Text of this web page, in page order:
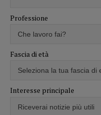
Professione
Fascia di età
Interesse principale